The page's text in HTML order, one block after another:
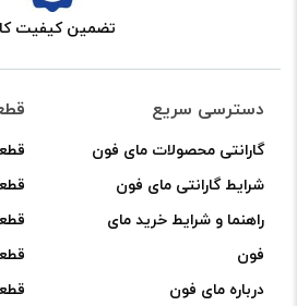
قرارگیری در معرض حرارت بالا،
پارگی فلت باتری،
ایرادهای سخت‌افزاری گوشی (مانند
شارژر غیر اصلی و یا استفاده از
به بادکردگی باتری شده باشند.
تضمین کیفیت
دسترسی سریع
گارانتی محصولات مای فون
شرایط گارانتی مای فون
راهنما و شرایط خرید مای
فون
درباره مای فون